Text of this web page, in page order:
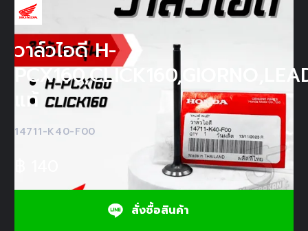
วาล์วไอดี H-
แท้
14711-K40-F00
สั่งซื้อสินค้า